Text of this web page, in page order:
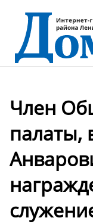
Член
палаты,